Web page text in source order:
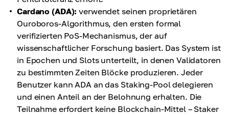
Cardano (ADA): verwendet seinen proprietären
Ouroboros-Algorithmus, den ersten formal
verifizierten PoS-Mechanismus, der auf
wissenschaftlicher Forschung basiert. Das System ist
in Epochen und Slots unterteilt, in denen Validatoren
zu bestimmten Zeiten Blöcke produzieren. Jeder
Benutzer kann ADA an das Staking-Pool delegieren
und einen Anteil an der Belohnung erhalten. Die
Teilnahme erfordert keine Blockchain-Mittel – Staker